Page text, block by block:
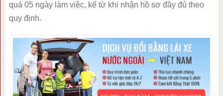
quá 05 ngày làm việc, kể từ khi nhận hồ sơ đầy đủ theo
quy định.